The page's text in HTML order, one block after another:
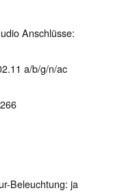
Anschlüsse:
a/b/g/n/ac
Beleuchtung: ja